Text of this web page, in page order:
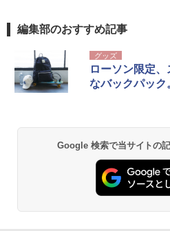
編集部のおすすめ記事
グッズ
ローソン限定
なバックパッ
Google 検索で当サイトの